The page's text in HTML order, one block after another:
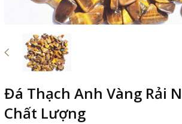
Đá Thạch Anh Vàng Rải
Chất Lượng